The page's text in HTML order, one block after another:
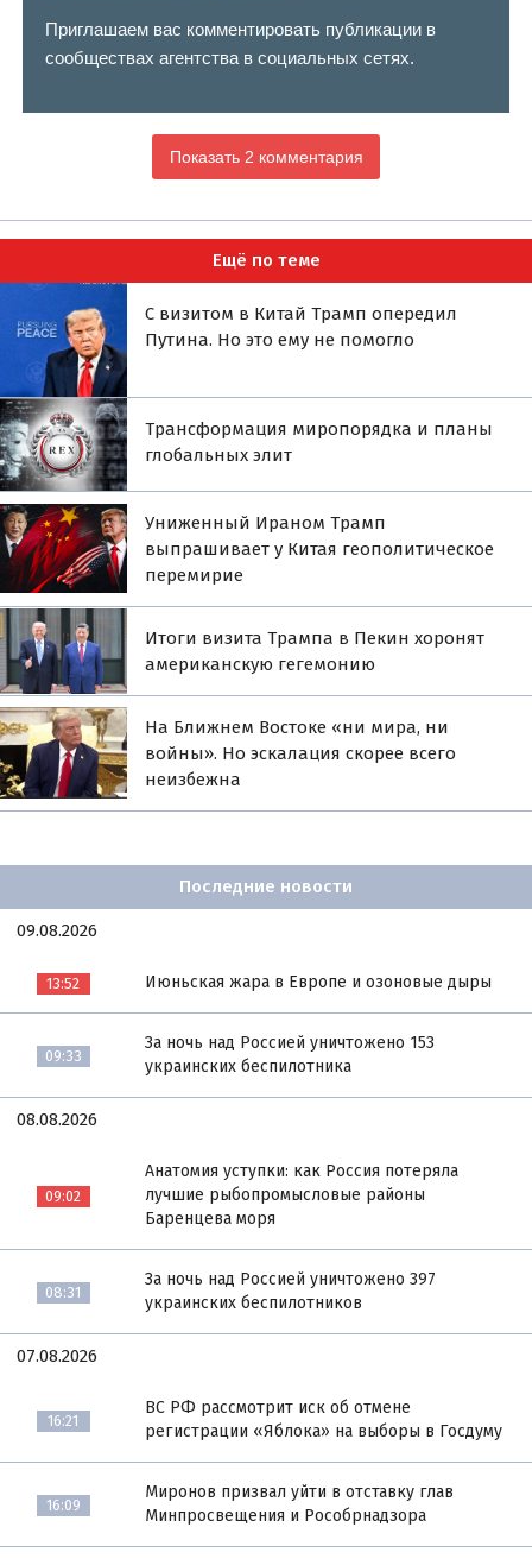
Приглашаем вас комментировать публикации в
сообществах агентства в социальных сетях.
Показать 2 комментария
Ещё по теме
С визитом в Китай Трамп опередил
Путина. Но это ему не помогло
Трансформация миропорядка и планы
глобальных элит
Униженный Ираном Трамп
выпрашивает у Китая геополитическое
перемирие
Итоги визита Трампа в Пекин хоронят
американскую гегемонию
На Ближнем Востоке «ни мира, ни
войны». Но эскалация скорее всего
неизбежна
Последние новости
09.08.2026
13:52 Июньская жара в Европе и озоновые дыры
09:33
За ночь над Россией уничтожено 153
украинских беспилотника
08.08.2026
09:02
Анатомия уступки: как Россия потеряла
лучшие рыбопромысловые районы
Баренцева моря
08:31
За ночь над Россией уничтожено 397
украинских беспилотников
07.08.2026
16:21
ВС РФ рассмотрит иск об отмене
регистрации «Яблока» на выборы в Госдуму
16:09
Миронов призвал уйти в отставку глав
Минпросвещения и Рособрнадзора